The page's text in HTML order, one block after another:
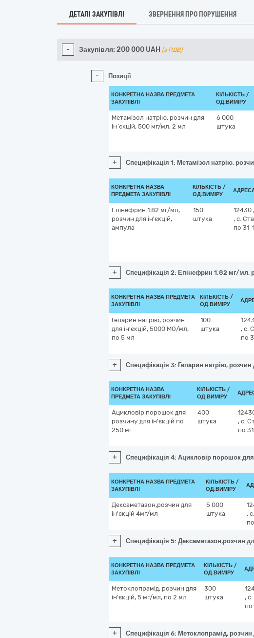
ДЕТАЛІ ЗАКУПІВЛІ ЗВЕРНЕННЯ ПРО ПОРУШЕННЯ
- Закупівля: 200 000 UAH (з ПДВ)
- Позиції
КОНКРЕТНА НАЗВА ПРЕДМЕТА
ЗАКУПІВЛІ
КІЛЬКІСТЬ /
ОД.ВИМІРУ
Метамізол натрію, розчин для
ін`єкцій, 500 мг/мл, 2 мл
6 000
штука
+ Специфікація 1: Метамізол натрію,
КОНКРЕТНА НАЗВА
ПРЕДМЕТА ЗАКУПІВЛІ
КІЛЬКІСТЬ /
ОД.ВИМІРУ
Епінефрин 1.82 мг/мл,
розчин для ін'єкцій,
ампула
150
штука
12430 ,
, с.
по 31-
+ Специфікація 2: Епінефрин 1.82 мг/мл,
КОНКРЕТНА НАЗВА ПРЕДМЕТА
ЗАКУПІВЛІ
КІЛЬКІСТЬ /
ОД.ВИМІРУ
Гепарин натрію, розчин
для ін'єкцій, 5000 МО/мл,
по 5 мл
100
штука
, с.
по
+ Специфікація 3: Гепарин натрію,
КОНКРЕТНА НАЗВА
ПРЕДМЕТА ЗАКУПІВЛІ
КІЛЬКІСТЬ /
ОД.ВИМІРУ
Ацикловір порошок для
розчину для ін'єкцій по
250 мг
400
штука
, с.
по
+ Специфікація 4: Ацикловір порошок
КОНКРЕТНА НАЗВА ПРЕДМЕТА
ЗАКУПІВЛІ
КІЛЬКІСТЬ /
ОД.ВИМІРУ
Дексаметазон,розчин для
ін'єкцій 4мг/мл
5 000
штука
,
+ Специфікація 5: Дексаметазон,розчин
КОНКРЕТНА НАЗВА ПРЕДМЕТА
ЗАКУПІВЛІ
КІЛЬКІСТЬ /
ОД.ВИМІРУ
Метоклопрамід, розчин для
ін'єкцій, 5 мг/мл, по 2 мл
300
штука
,
по
+ Специфікація 6: Метоклопрамід,